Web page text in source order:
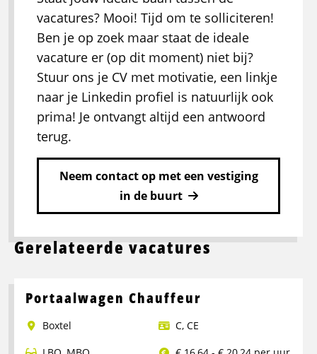
vacatures? Mooi! Tijd om te solliciteren!
Ben je op zoek maar staat de ideale
vacature er (op dit moment) niet bij?
Stuur ons je CV met motivatie, een linkje
naar je Linkedin profiel is natuurlijk ook
prima! Je ontvangt altijd een antwoord
terug.
Neem contact op met een vestiging
in de buurt
Gerelateerde vacatures
Portaalwagen Chauffeur
Boxtel C, CE